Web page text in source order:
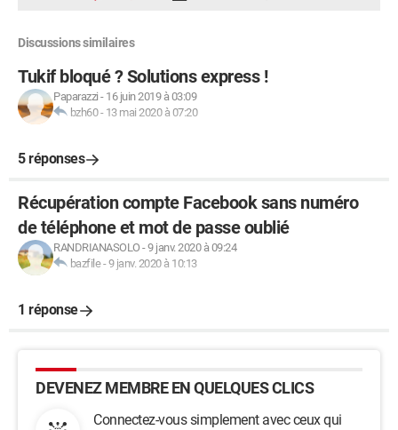
Discussions similaires
Tukif bloqué ? Solutions express !
Paparazzi - 16 juin 2019 à 03:09
bzh60- 13 mai 2020 à 07:20
5 réponses
Récupération compte Facebook sans numéro
de téléphone et mot de passe oublié
RANDRIANASOLO -9 janv. 2020 à 09:24
bazfile-9 janv. 2020 à 10:13
1 réponse
DEVENEZ MEMBRE EN QUELQUES CLICS
Connectez-vous simplement avec ceux qui